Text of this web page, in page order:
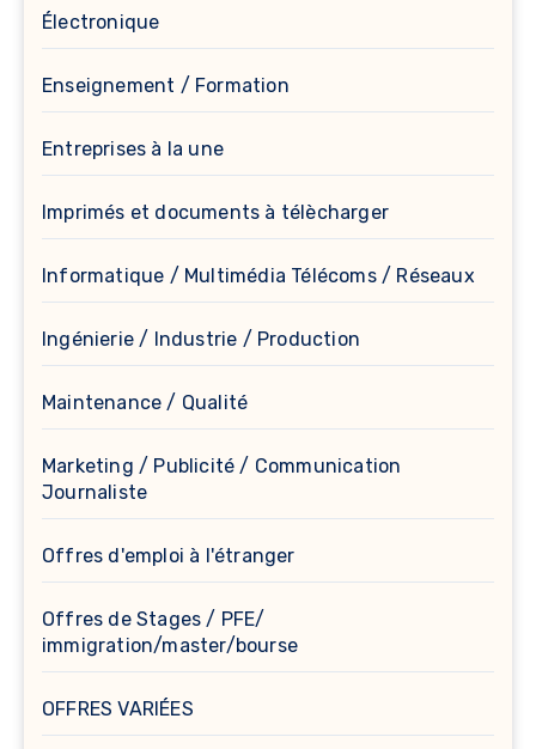
Électronique
Enseignement / Formation
Entreprises à la une
Imprimés et documents à télècharger
Informatique / Multimédia Télécoms / Réseaux
Ingénierie / Industrie / Production
Maintenance / Qualité
Marketing / Publicité / Communication
Journaliste
Offres d'emploi à l'étranger
Offres de Stages / PFE/
immigration/master/bourse
OFFRES VARIÉES